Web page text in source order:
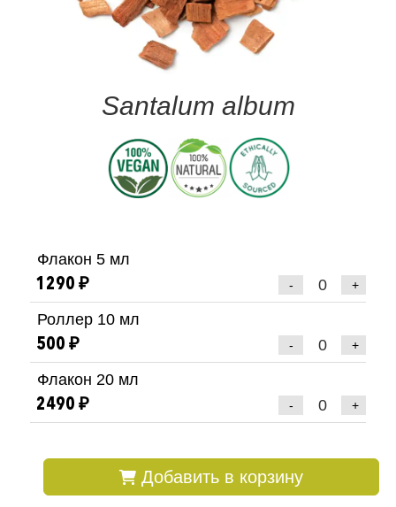
Santalum album
Флакон 5 мл
1290 ₽
- +
Роллер 10 мл
500 ₽
- +
Флакон 20 мл
2490 ₽
- +
Добавить в корзину